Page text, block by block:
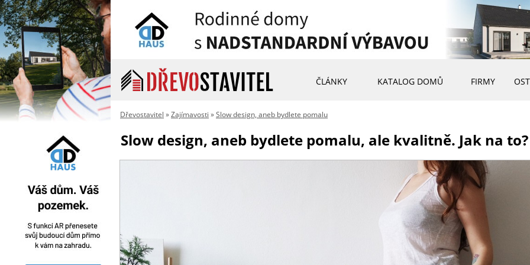
ČLÁNKY KATALOG DOMŮ FIRMY
Dřevostavitel »Zajímavosti »Slow design, aneb bydlete pomalu
Slow design, aneb bydlete pomalu, ale kvalitně. Jak na to?